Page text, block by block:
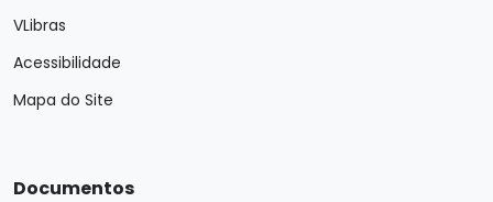
VLibras
Acessibilidade
Mapa do Site
Documentos